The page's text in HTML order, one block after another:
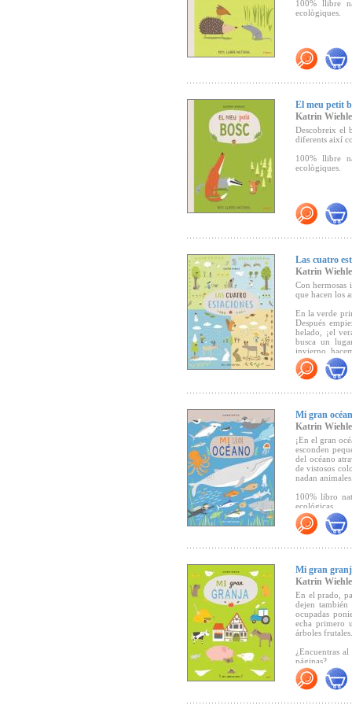
100% llibre
ecològiques.
El meu petit
Katrin Wiehle
Descobreix el
diferents així
100% llibre
ecològiques.
Las cuatro
Katrin Wiehle
Con hermosas
que hacen los
En la verde
Después
helado, ¡el
busca un
invierno,
"En cada
Mi gran
Katrin Wiehle
¡En el gran
esconden
del océano
de vistosos
nadan
100% libro
ecológicas.
"El álbum
Mi gran
Katrin Wiehle
En el prado,
dejen también
ocupadas
echa primero
árboles frutales.
¿Encuentras
páginas?
100% libro
ecológicas.